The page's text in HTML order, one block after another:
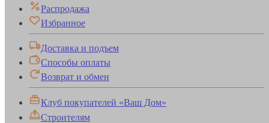
Распродажа
Избранное
Доставка и подъем
Способы оплаты
Возврат и обмен
Клуб покупателей «Ваш Дом»
Строителям